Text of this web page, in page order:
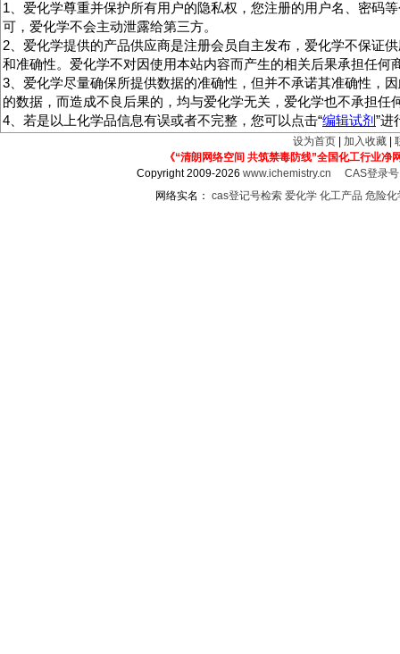
1、爱化学尊重并保护所有用户的隐私权，您注册的用户名、密码
可，爱化学不会主动泄露给第三方。
2、爱化学提供的产品供应商是注册会员自主发布，爱化学不保证
和准确性。爱化学不对因使用本站内容而产生的相关后果承担任何
3、爱化学尽量确保所提供数据的准确性，但并不承诺其准确性，
的数据，而造成不良后果的，均与爱化学无关，爱化学也不承担任
4、若是以上化学品信息有误或者不完整，您可以点击“编辑试剂”进
设为首页 加入收藏
《“清朗网络空间 共筑禁毒防线”全国化工行业净
Copyright 2009-2026www.ichemistry.cn
CAS登录
网络实名： cas登记号检索 爱化学 化工产品 危险化